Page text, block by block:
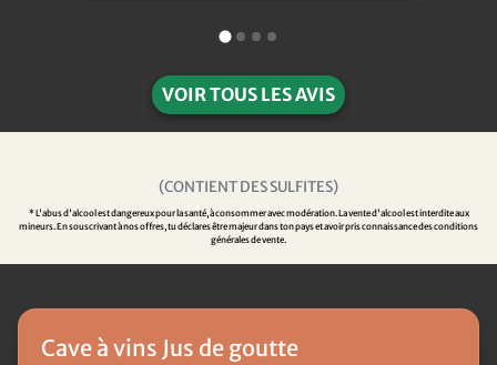
VOIR TOUS LES AVIS
(CONTIENT DES SULFITES)
* L'abus d'alcool est dangereux pour la santé, à consommer avec modération. La vente d'alcool est interdite aux
mineurs. En souscrivant à nos offres, tu déclares être majeur dans ton pays et avoir pris connaissance des conditions
générales de vente.
Cave à vins Jus de goutte